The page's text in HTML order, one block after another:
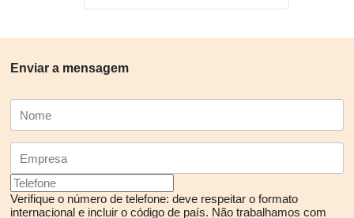
Enviar a mensagem
Verifique o número de telefone: deve respeitar o formato
internacional e incluir o código de país. Não trabalhamos com